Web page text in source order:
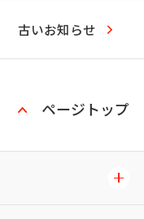
古いお知らせ
ページトップ